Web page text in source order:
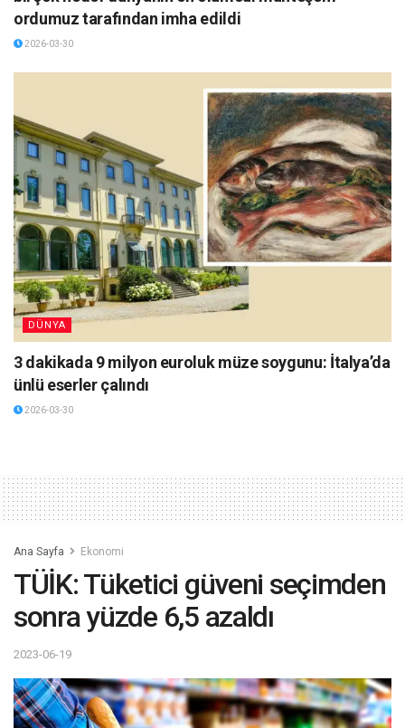
ordumuz tarafından imha edildi
2026-03-30
DÜNYA
3 dakikada 9 milyon euroluk müze soygunu: İtalya’da
ünlü eserler çalındı
2026-03-30
Ana Sayfa Ekonomi
TÜİK: Tüketici güveni seçimden
sonra yüzde 6,5 azaldı
2023-06-19